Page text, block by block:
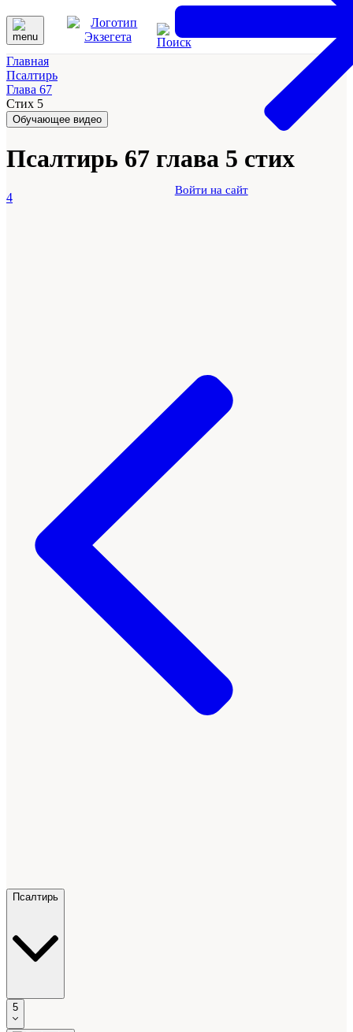
Войти на сайт
Главная
Псалтирь
Глава 67
Стих 5
Обучающее видео
Псалтирь 67 глава 5 стих
4
Псалтирь
5